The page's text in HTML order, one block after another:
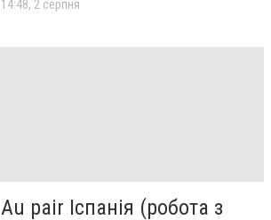
14:48, 2 серпня
Au pair Іспанія (робота з